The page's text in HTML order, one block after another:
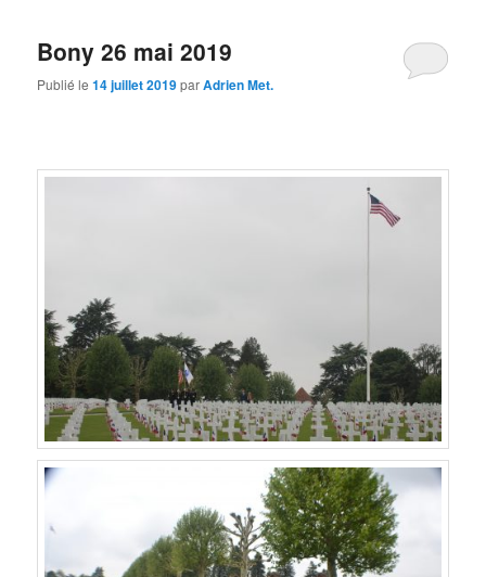
Bony 26 mai 2019
Publié le14 juillet 2019parAdrien Met.